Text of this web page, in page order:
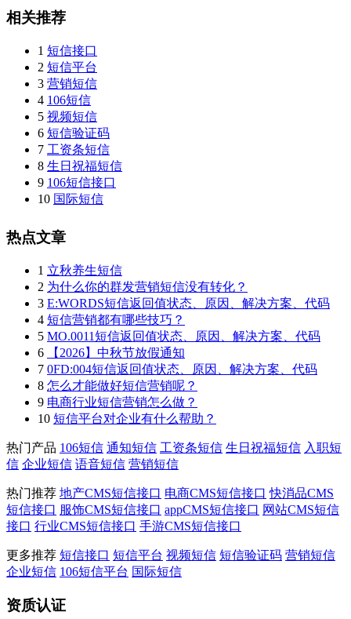
相关推荐
1 短信接口
2 短信平台
3 营销短信
4 106短信
5 视频短信
6 短信验证码
7 工资条短信
8 生日祝福短信
9 106短信接口
10 国际短信
热点文章
1 立秋养生短信
2 为什么你的群发营销短信没有转化？
3 E:WORDS短信返回值状态、原因、解决方案、代码
4 短信营销都有哪些技巧？
5 MO.0011短信返回值状态、原因、解决方案、代码
6
【2026】中秋节放假通知
7 0FD:004短信返回值状态、原因、解决方案、代码
8 怎么才能做好短信营销呢？
9 电商行业短信营销怎么做？
10 短信平台对企业有什么帮助？
热门产品 106短信 通知短信 工资条短信 生日祝福短信 入职短
信 企业短信 语音短信 营销短信
热门推荐 地产CMS短信接口 电商CMS短信接口 快消品CMS
短信接口 服饰CMS短信接口 appCMS短信接口 网站CMS短信
接口 行业CMS短信接口 手游CMS短信接口
更多推荐 短信接口 短信平台 视频短信 短信验证码 营销短信
企业短信 106短信平台 国际短信
资质认证